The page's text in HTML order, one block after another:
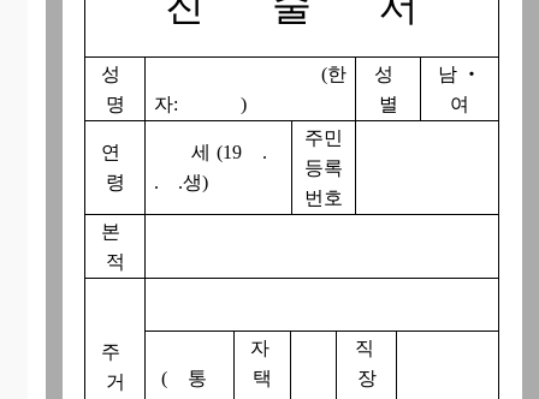
성
명
(한
자: )
성
별
남 ‧
여
연
령
세 (19 .
. .생)
주민
등록
번호
본
적
주
거
( 통
자
택
직
장